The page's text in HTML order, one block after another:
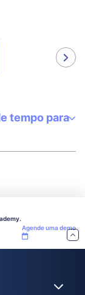
tempo para
Agende uma demo